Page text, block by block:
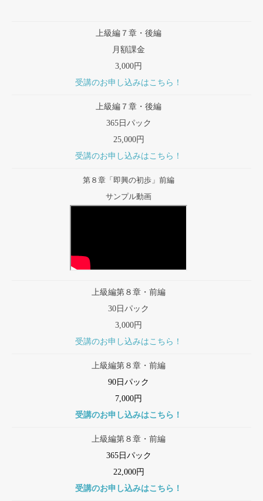
上級編７章・後編
月額課金
3,000円
受講のお申し込みはこちら！
上級編７章・後編
365日パック
25,000円
受講のお申し込みはこちら！
第８章「即興の初歩」前編
サンプル動画
上級編第８章・前編
30日パック
3,000円
受講のお申し込みはこちら！
上級編第８章・前編
90日パック
7,000円
受講のお申し込みはこちら！
上級編第８章・前編
365日パック
22,000円
受講のお申し込みはこちら！